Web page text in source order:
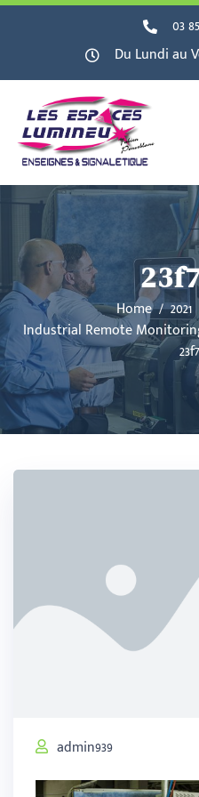
03
Du Lundi au
Home 2021
Industrial Remote
admin939